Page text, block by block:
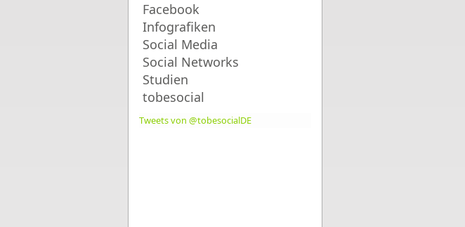
Facebook
Infografiken
Social Media
Social Networks
Studien
tobesocial
Tweets von @tobesocialDE